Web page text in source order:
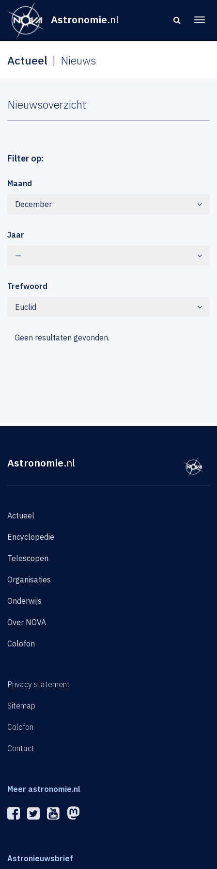
Astronomie.nl
Actueel Nieuws
Nieuwsoverzicht
Filter op:
Maand
December
Jaar
—
Trefwoord
Euclid
Geen resultaten gevonden.
Astronomie.nl
Actueel
Encyclopedie
Telescopen
Organisaties
Onderwijs
Over NOVA
Colofon
Privacy statement
Sitemap
Colofon
Contact
Meer astronomie.nl
Astronieuwsbrief